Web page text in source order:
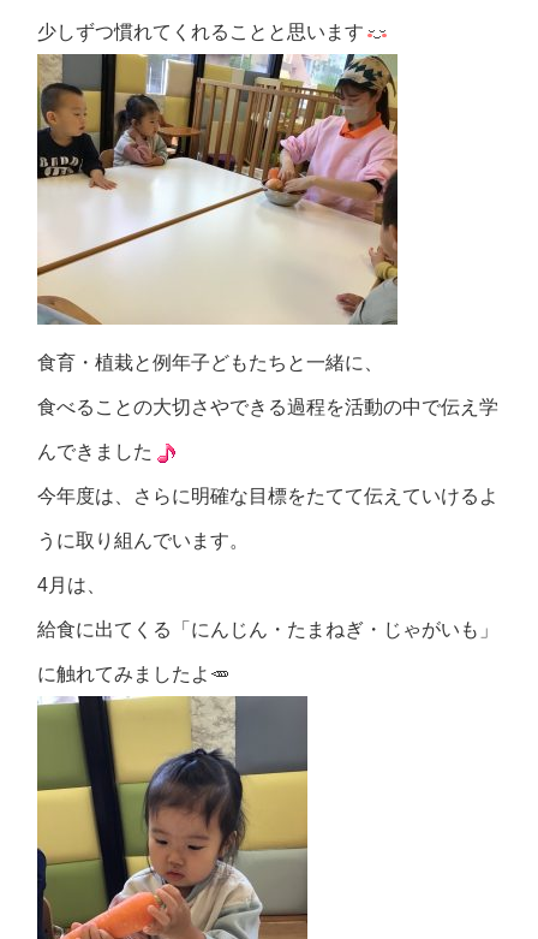
少しずつ慣れてくれることと思います
食育・植栽と例年子どもたちと一緒に、
食べることの大切さやできる過程を活動の中で伝え学
んできました
今年度は、さらに明確な目標をたてて伝えていけるよ
うに取り組んでいます。
4月は、
給食に出てくる「にんじん・たまねぎ・じゃがいも」
に触れてみましたよ🥕